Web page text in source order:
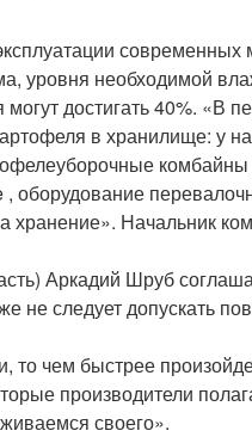
уровня необходимой
достигать 40%. «В
в хранилище: у
оборудование
хранение». Начальник
Аркадий Шруб
не следует допускать
то чем быстрее
производители
своего».